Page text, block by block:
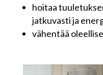
hoitaa
jatkuvasti ja
vähentää